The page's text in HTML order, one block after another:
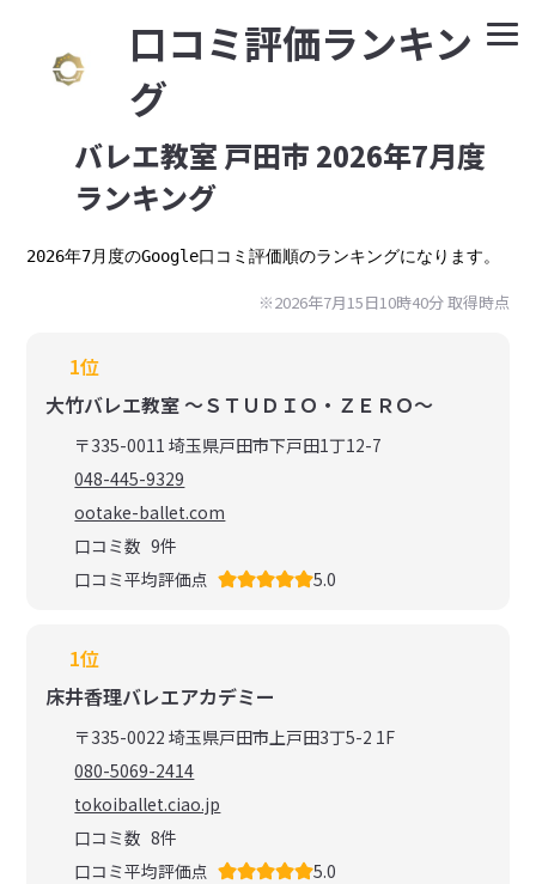
⼝コミ評価ランキン
グ
バレエ教室 戸田市 2026年7月度
ランキング
2026年7月度のGoogle口コミ評価順のランキングになります。
※2026年7月15日10時40分 取得時点
1位
大竹バレエ教室 〜ＳＴＵＤＩＯ・ＺＥＲＯ〜
〒335-0011 埼玉県戸田市下戸田1丁12-7
048-445-9329
ootake-ballet.com
口コミ数 9件
口コミ平均評価点
5.0
1位
床井香理バレエアカデミー
〒335-0022 埼玉県戸田市上戸田3丁5-2 1F
080-5069-2414
tokoiballet.ciao.jp
口コミ数 8件
口コミ平均評価点
5.0